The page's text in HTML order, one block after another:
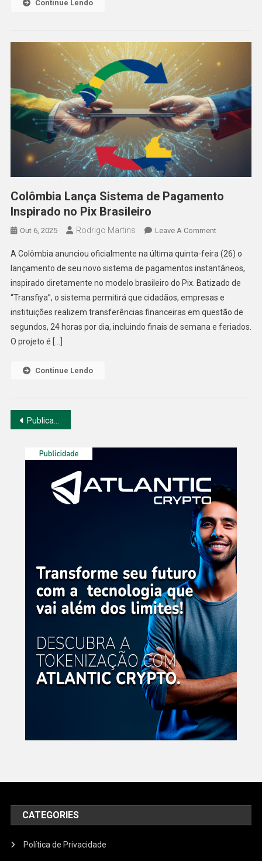
Continue Lendo
Colômbia Lança Sistema de Pagamento
Inspirado no Pix Brasileiro
Out 6, 2025 Rodrigo Martins Leave A CommentOn
Lança
Sistema
De
Pagamento
Inspirado
No
A Colômbia anunciou oficialmente na última quinta-feira (26) o
lançamento de seu novo sistema de pagamentos instantâneos,
inspirado diretamente no modelo brasileiro do Pix. Batizado de
“Transfiya”, o sistema permitirá que cidadãos, empresas e
instituições realizem transferências financeiras em questão de
segundos, 24 horas por dia, incluindo finais de semana e feriados.
O projeto é […]
Continue Lendo
Navegação
posts
Publicações mais antigas
CATEGORIES
Política de Privacidade